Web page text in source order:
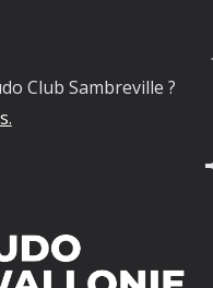
Club Sambreville ?